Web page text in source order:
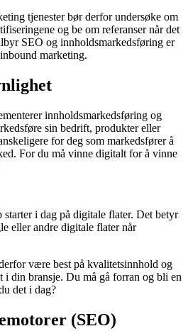
tjenester bør derfor undersøke om
og be om referanser når det
SEO og innholdsmarkedsføring er
marketing.
innholdsmarkedsføring og
sin bedrift, produkter eller
for deg som markedsfører å
For du må vinne digitalt for å vinne
i dag på digitale flater. Det betyr
eller andre digitale flater når
være best på kvalitetsinnhold og
i din bransje. Du må gå forran og bli en
det i dag?
(SEO)